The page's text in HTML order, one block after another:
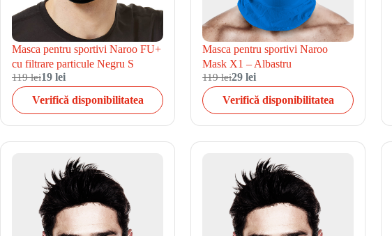
Masca pentru sportivi Naroo FU+
cu filtrare particule Negru S
119 lei19 lei
Verifică disponibilitatea
Masca pentru sportivi Naroo
Mask X1 – Albastru
119 lei29 lei
Verifică disponibilitatea